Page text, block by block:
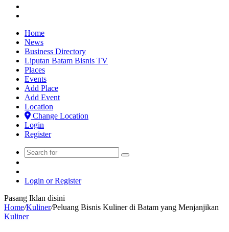
Home
News
Business Directory
Liputan Batam Bisnis TV
Places
Events
Add Place
Add Event
Location
Change Location
Login
Register
Search
Login or Register
Pasang Iklan disini
Home/Kuliner/Peluang Bisnis Kuliner di Batam yang Menjanjikan
Kuliner